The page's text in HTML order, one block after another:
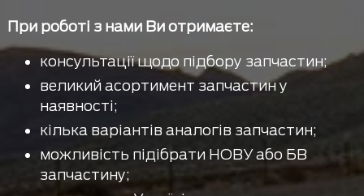
При роботі з нами Ви отримаєте:
консультації щодо підбору запчастин;
великий асортимент запчастин у
наявності;
кілька варіантів аналогів запчастин;
можливість підібрати НОВУ або БВ
запчастину;